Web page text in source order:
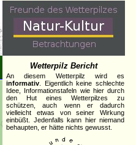
Wetterpilz Bericht
An diesem Wetterpilz wird es
informativ . Eigentlich keine schlechte
Idee, Informationstafeln wie hier durch
den Hut eines Wetterpilzes zu
schützen, auch wenn er dadurch
vielleicht etwas von seiner Wirkung
einbüßt. Jedenfalls kann hier niemand
behaupten, er hätte nichts gewusst.